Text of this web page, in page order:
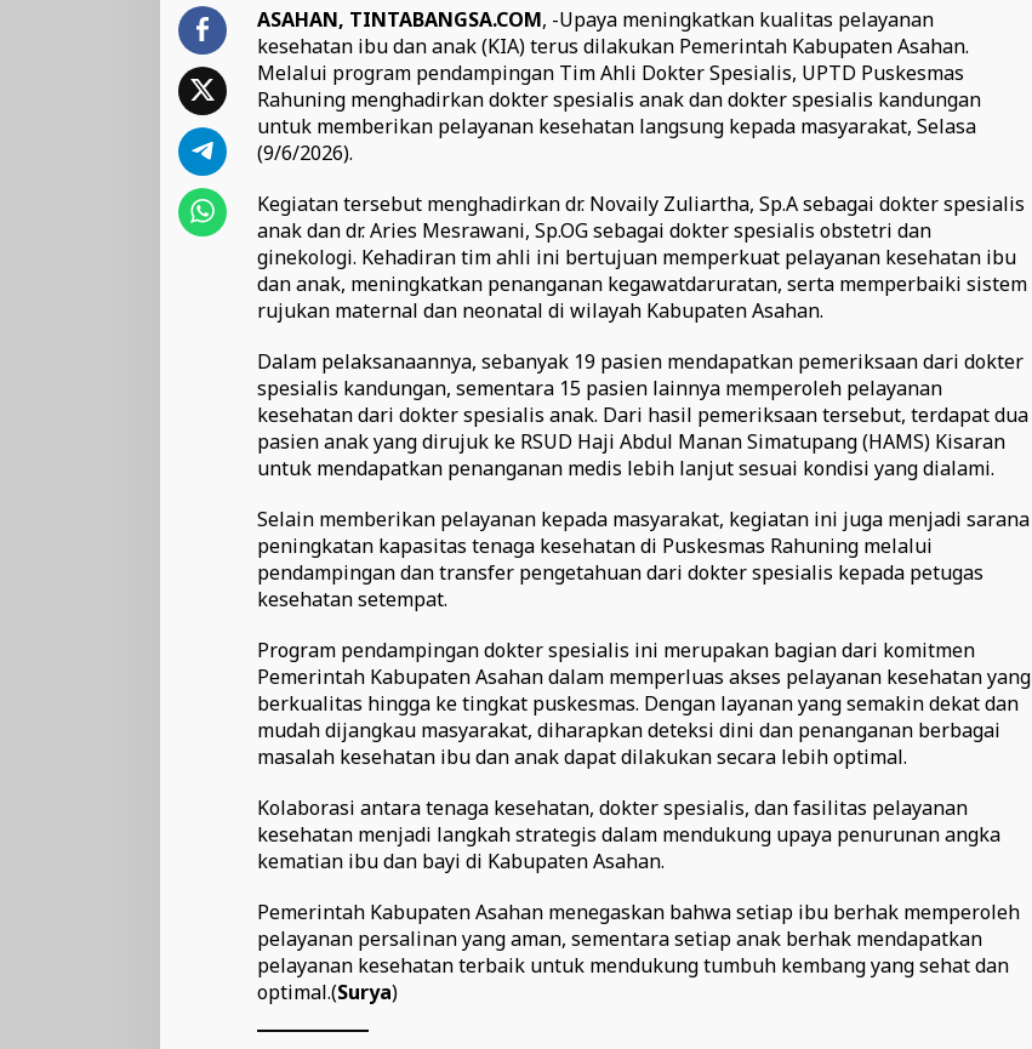
ASAHAN, TINTABANGSA.COM, -Upaya meningkatkan kualitas pelayanan
kesehatan ibu dan anak (KIA) terus dilakukan Pemerintah Kabupaten Asahan.
Melalui program pendampingan Tim Ahli Dokter Spesialis, UPTD Puskesmas
Rahuning menghadirkan dokter spesialis anak dan dokter spesialis kandungan
untuk memberikan pelayanan kesehatan langsung kepada masyarakat, Selasa
(9/6/2026).
Kegiatan tersebut menghadirkan dr. Novaily Zuliartha, Sp.A sebagai dokter spesialis
anak dan dr. Aries Mesrawani, Sp.OG sebagai dokter spesialis obstetri dan
ginekologi. Kehadiran tim ahli ini bertujuan memperkuat pelayanan kesehatan ibu
dan anak, meningkatkan penanganan kegawatdaruratan, serta memperbaiki sistem
rujukan maternal dan neonatal di wilayah Kabupaten Asahan.
Dalam pelaksanaannya, sebanyak 19 pasien mendapatkan pemeriksaan dari dokter
spesialis kandungan, sementara 15 pasien lainnya memperoleh pelayanan
kesehatan dari dokter spesialis anak. Dari hasil pemeriksaan tersebut, terdapat dua
pasien anak yang dirujuk ke RSUD Haji Abdul Manan Simatupang (HAMS) Kisaran
untuk mendapatkan penanganan medis lebih lanjut sesuai kondisi yang dialami.
Selain memberikan pelayanan kepada masyarakat, kegiatan ini juga menjadi sarana
peningkatan kapasitas tenaga kesehatan di Puskesmas Rahuning melalui
pendampingan dan transfer pengetahuan dari dokter spesialis kepada petugas
kesehatan setempat.
Program pendampingan dokter spesialis ini merupakan bagian dari komitmen
Pemerintah Kabupaten Asahan dalam memperluas akses pelayanan kesehatan yang
berkualitas hingga ke tingkat puskesmas. Dengan layanan yang semakin dekat dan
mudah dijangkau masyarakat, diharapkan deteksi dini dan penanganan berbagai
masalah kesehatan ibu dan anak dapat dilakukan secara lebih optimal.
Kolaborasi antara tenaga kesehatan, dokter spesialis, dan fasilitas pelayanan
kesehatan menjadi langkah strategis dalam mendukung upaya penurunan angka
kematian ibu dan bayi di Kabupaten Asahan.
Pemerintah Kabupaten Asahan menegaskan bahwa setiap ibu berhak memperoleh
pelayanan persalinan yang aman, sementara setiap anak berhak mendapatkan
pelayanan kesehatan terbaik untuk mendukung tumbuh kembang yang sehat dan
optimal.(Surya)